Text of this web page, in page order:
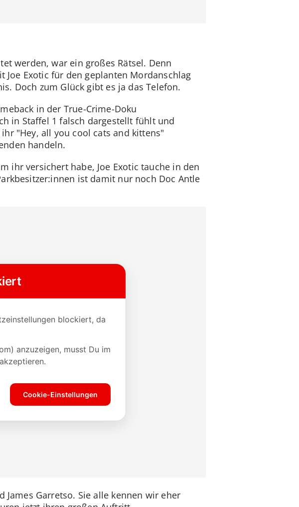
werden, war ein großes Rätsel. Denn
Joe Exotic für den geplanten Mordanschlag
Doch zum Glück gibt es ja das Telefon.
in der True-Crime-Doku
in Staffel 1 falsch dargestellt fühlt und
"Hey, all you cool cats and kittens"
handeln.
ihr versichert habe, Joe Exotic tauche in den
ist damit nur noch Doc Antle
James Garretso. Sie alle kennen wir eher